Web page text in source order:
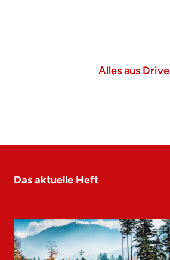
Alles aus Drive
Das aktuelle Heft